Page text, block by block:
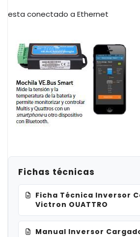
esta conectado a Ethernet
Fichas técnicas
Ficha Técnica Inversor
Victron OUATTRO
Manual Inversor